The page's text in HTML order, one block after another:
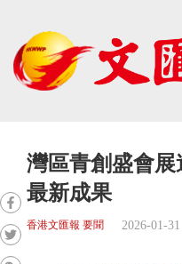
灣區青創盛會
最新成果
香港文匯報 要聞 2026-01-31